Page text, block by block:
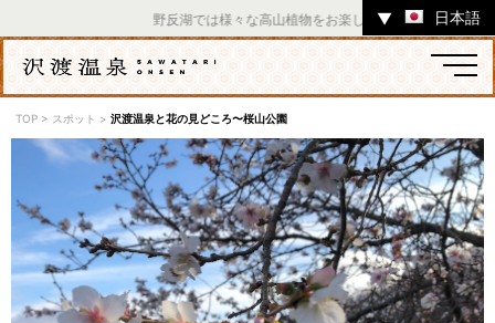
野反湖では様々な高山植物をお楽しみいただけます。 ／ チャ
▼ 日本語
宿 お店 スポット
体験 イベント ツアー
TOP > スポット >沢渡温泉と花の見どころ〜桜山公園